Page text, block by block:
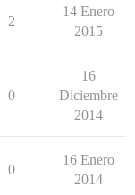
2
14 Enero
2015
0
16
Diciembre
2014
0
16 Enero
2014